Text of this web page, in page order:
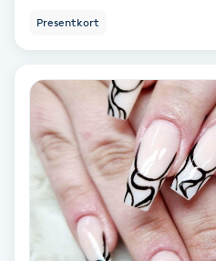
Microshading
Mixfransar
Nagelförlängning
Presentkort